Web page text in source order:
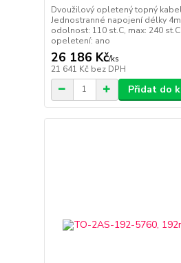
Dvoužilový opletený topný
Jednostranné napojení délky
odolnost: 110 st.C, max: 240
opeletení: ano
26 186 Kč/ks
21 641 Kč bez DPH
Přidat do